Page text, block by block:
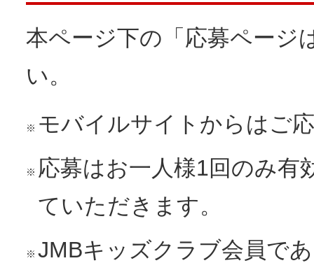
本ページ下の「応募ページ
い。
※ モバイルサイトからはご
※ 応募はお一人様1回のみ有
ていただきます。
※ JMBキッズクラブ会員で